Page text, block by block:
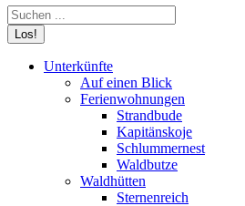
Search:
Unterkünfte
Auf einen Blick
Ferienwohnungen
Strandbude
Kapitänskoje
Schlummernest
Waldbutze
Waldhütten
Sternenreich